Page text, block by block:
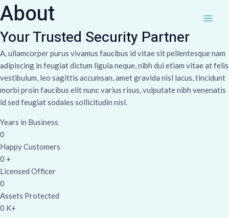
Skip
to
content
About
Your Trusted Security Partner
A, ullamcorper purus vivamus faucibus id vitae sit pellentesque nam
adipiscing in feugiat dictum ligula neque, nibh dui etiam vitae at felis
vestibulum, leo sagittis accumsan, amet gravida nisl lacus, tincidunt
morbi proin faucibus elit nunc varius risus, vulputate nibh venenatis
id sed feugiat sodales sollicitudin nisl.
Years in Business
0
Happy Customers
0 +
Licensed Officer
0
Assets Protected
0 K+